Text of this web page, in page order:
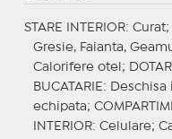
STARE INTERIOR: Curat;
Gresie, Faianta,
Calorifere otel;
DOTARI
BUCATARIE :
echipata;
INTERIOR: Celulare;